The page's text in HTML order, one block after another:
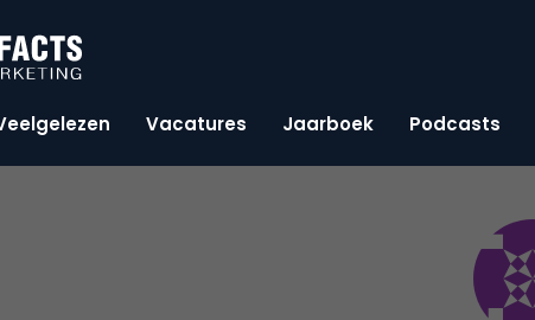
Vacatures Jaarboek Podcasts